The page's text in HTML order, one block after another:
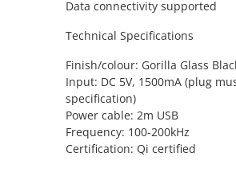
Data connectivity supported
Technical Specifications
Finish/colour: Gorilla Glass
Input: DC 5V, 1500mA (plug
specification)
Power cable: 2m USB
Frequency: 100-200kHz
Certification: Qi certified